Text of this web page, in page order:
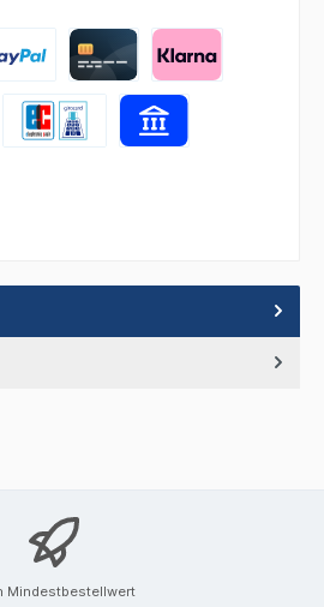
Mindestbestellwert